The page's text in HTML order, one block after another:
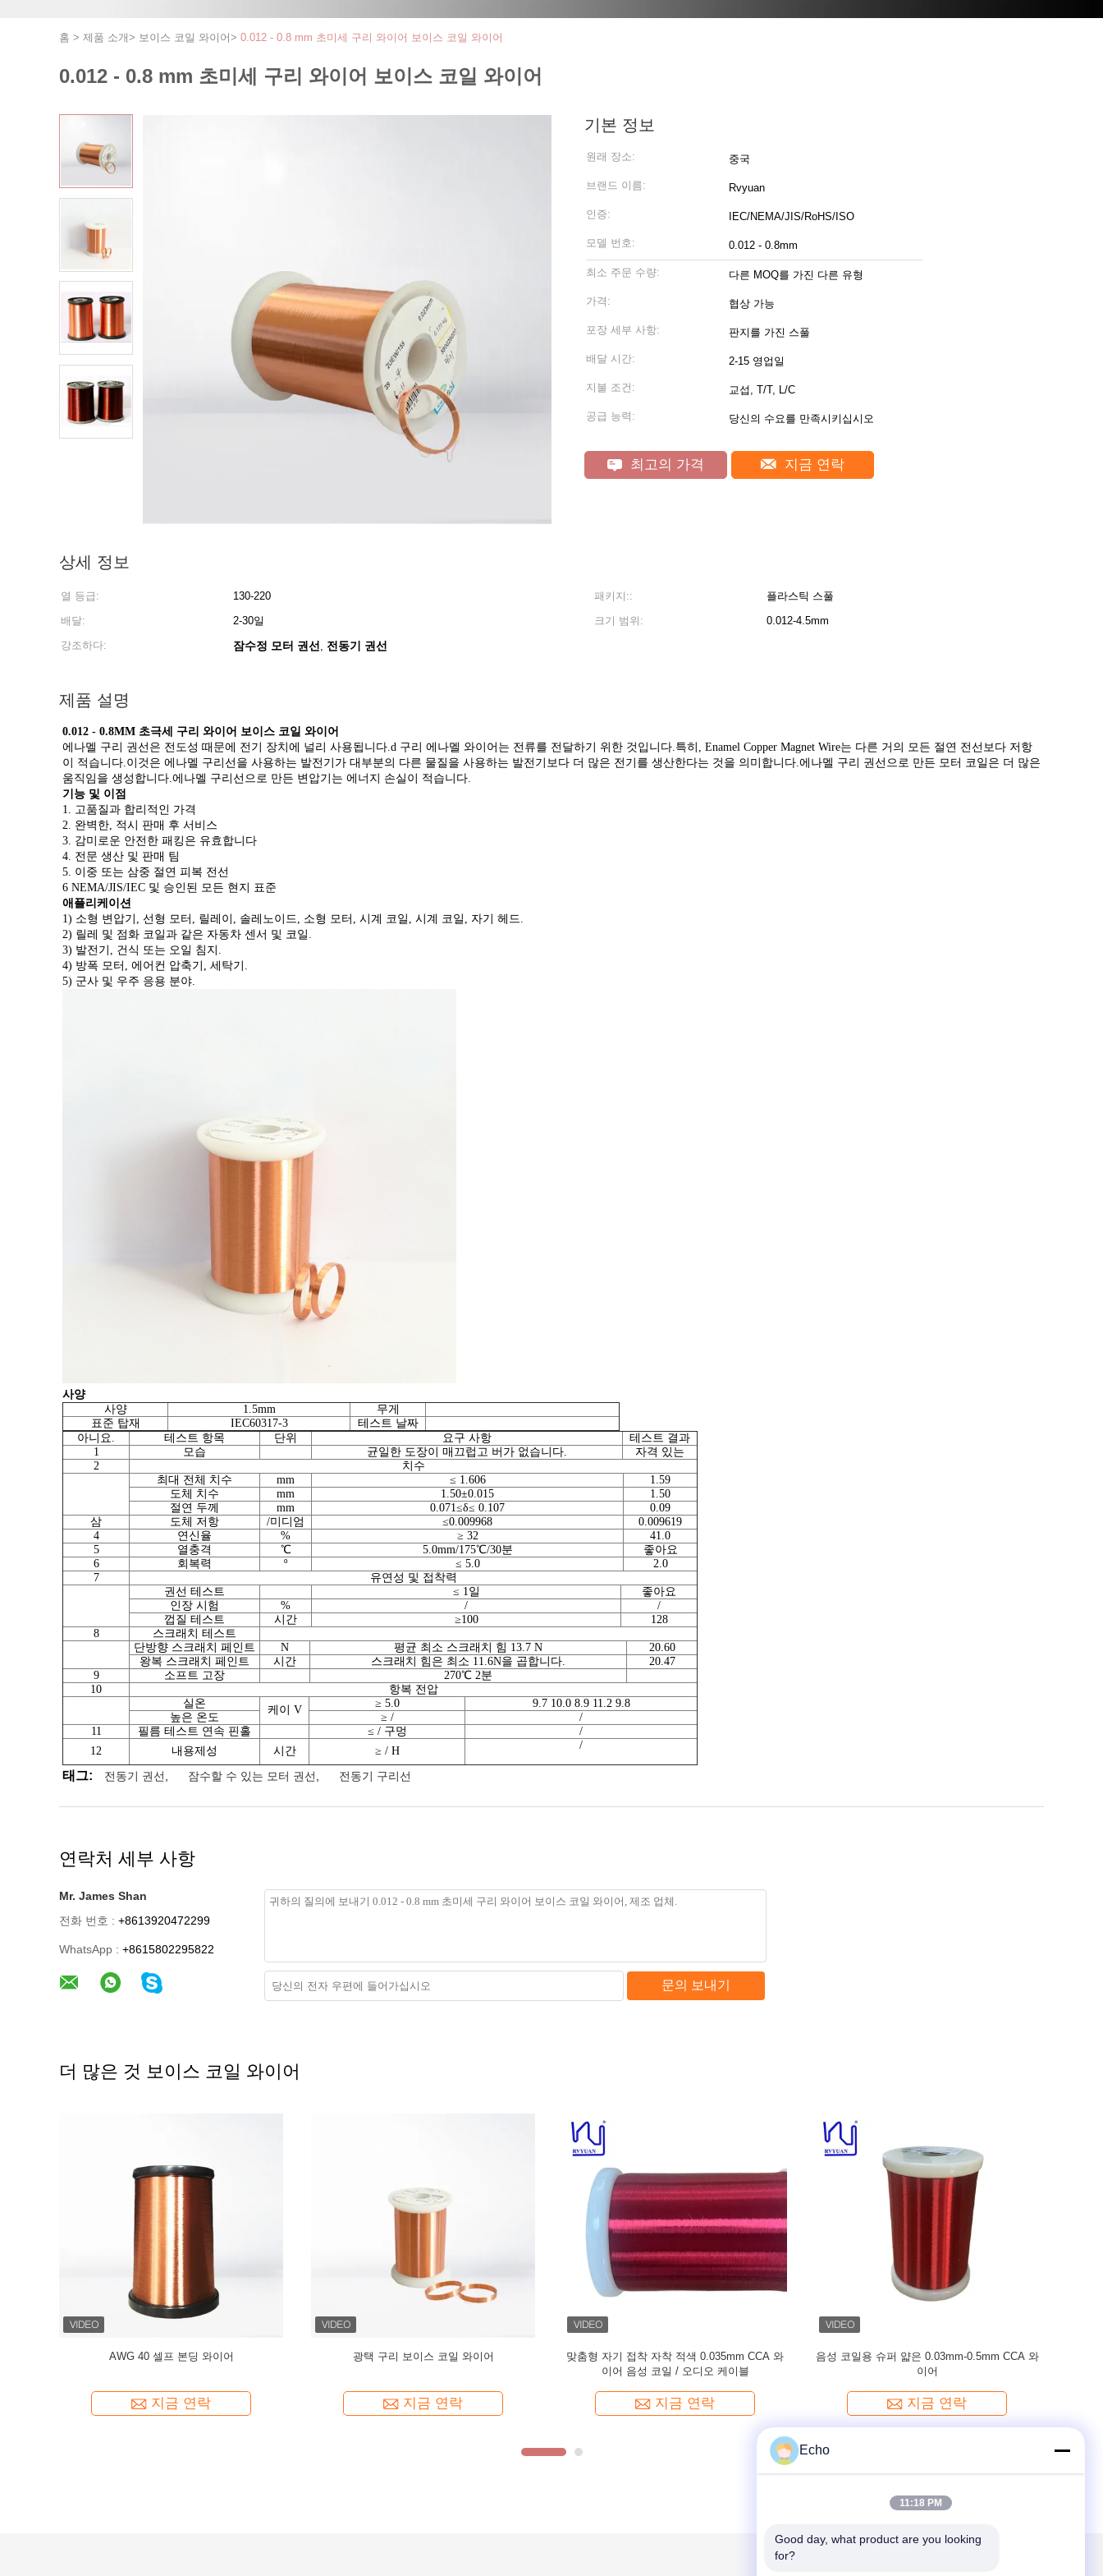
홈 > 제품 소개> 보이스 코일 와이어> 0.012 - 0.8 mm 초미세 구리 와이어 보이스 코일 와이어
0.012 - 0.8 mm 초미세 구리 와이어 보이스 코일 와이어
기본 정보
원래 장소: 중국
브랜드 이름: Rvyuan
인증: IEC/NEMA/JIS/RoHS/ISO
모델 번호: 0.012 - 0.8mm
최소 주문 수량: 다른 MOQ를 가진 다른 유형
가격: 협상 가능
포장 세부 사항: 판지를 가진 스풀
배달 시간: 2-15 영업일
지불 조건: 교섭, T/T, L/C
공급 능력: 당신의 수요를 만족시키십시오
최고의 가격 지금 연락
상세 정보
열 등급: 130-220 패키지::
플라스틱 스풀
배달:
2-30일 크기 범위:
0.012-4.5mm
강조하다:
잠수정 모터 권선 , 전동기 권선
제품 설명
0.012 - 0.8MM 초극세 구리 와이어 보이스 코일 와이어
에나멜 구리 권선은 전도성 때문에 전기 장치에 널리 사용됩니다.d 구리 에나멜 와이어는 전류를 전달하기 위한 것입니다.특히, Enamel Copper Magnet Wire는 다른 거의 모든 절연 전선보다 저항
이 적습니다.이것은 에나멜 구리선을 사용하는 발전기가 대부분의 다른 물질을 사용하는 발전기보다 더 많은 전기를 생산한다는 것을 의미합니다.에나멜 구리 권선으로 만든 모터 코일은 더 많은
움직임을 생성합니다.에나멜 구리선으로 만든 변압기는 에너지 손실이 적습니다.
기능 및 이점
1. 고품질과 합리적인 가격
2. 완벽한, 적시 판매 후 서비스
3. 감미로운 안전한 패킹은 유효합니다
4. 전문 생산 및 판매 팀
5. 이중 또는 삼중 절연 피복 전선
6 NEMA/JIS/IEC 및 승인된 모든 현지 표준
애플리케이션
1) 소형 변압기, 선형 모터, 릴레이, 솔레노이드, 소형 모터, 시계 코일, 시계 코일, 자기 헤드.
2) 릴레 및 점화 코일과 같은 자동차 센서 및 코일.
3) 발전기, 건식 또는 오일 침지.
4) 방폭 모터, 에어컨 압축기, 세탁기.
5) 군사 및 우주 응용 분야.
사양
사양
1.5mm
무게
표준 탑재
IEC60317-3
테스트 날짜
아니요.
테스트 항목 단위 요구 사항
테스트 결과
1
모습 균일한 도장이 매끄럽고 버가 없습니다.
자격 있는
2
치수
최대 전체 치수
mm ≤ 1.606
1.59
도체 치수
mm 1.50±0.015
1.50
절연 두께
mm 0.071≤δ≤ 0.107
0.09
삼
도체 저항 /미디엄 ≤0.009968
0.009619
4
연신율 % ≥ 32
41.0
5
열충격 ℃ 5.0mm/175℃/30분
좋아요
6
회복력 º ≤ 5.0
2.0
7
유연성 및 접착력
권선 테스트
≤ 1일
좋아요
인장 시험
% /
/
껍질 테스트
시간 ≥100
128
8
스크래치 테스트
단방향 스크래치 페인트
N 평균 최소 스크래치 힘 13.7 N
20.60
왕복 스크래치 페인트
시간 스크래치 힘은 최소 11.6N을 곱합니다.
20.47
9
소프트 고장
270℃ 2분
10
항복 전압
실온
케이 V
≥ 5.0
9.7 10.0 8.9 11.2 9.8
높은 온도
≥ /
/
11
필름 테스트 연속 핀홀 ≤ / 구멍
/
12
내용제성 시간 ≥ / H /
태그: 전동기 권선 잠수할 수 있는 모터 권선 전동기 구리선
연락처 세부 사항
Mr. James Shan
전화 번호 : +8613920472299
WhatsApp : +8615802295822
문의 보내기
더 많은 것 보이스 코일 와이어
AWG47 빨간색 0.035mm 자가 접착 구리 피복
지금 연락
멀티 컬러 옵션 0.035mm CCA 와이어 음성 코
지금 연락
오디오 케이블용 초박형 0.035mm CCA 와이어
지금 연락
음성 코일을위한 0.1mm Ultra Fine Silver 도금
와이어
지금 연락
Echo
11:18 PM
Good day, what product are you looking
for?